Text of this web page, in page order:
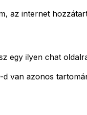
az internet
egy ilyen chat
d van azonos